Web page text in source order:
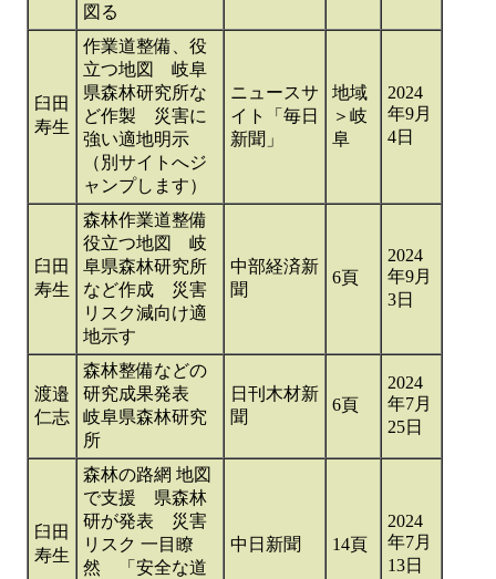
図る
臼田
寿生
作業道整備、役
立つ地図 岐阜
県森林研究所な
ど作製 災害に
強い適地明示
（別サイトへジ
ャンプします）
ニュースサ
イト「毎日
新聞」
地域
＞岐
阜
2024
年9月
4日
臼田
寿生
森林作業道整備
役立つ地図 岐
阜県森林研究所
など作成 災害
リスク減向け適
地示す
中部経済新
聞
6頁
2024
年9月
3日
渡邉
仁志
森林整備などの
研究成果発表
岐阜県森林研究
所
日刊木材新
聞
6頁
2024
年7月
25日
臼田
寿生
森林の路網 地図
で支援 県森林
研が発表 災害
リスク 一目瞭
然 「安全な道
中日新聞 14頁
2024
年7月
13日